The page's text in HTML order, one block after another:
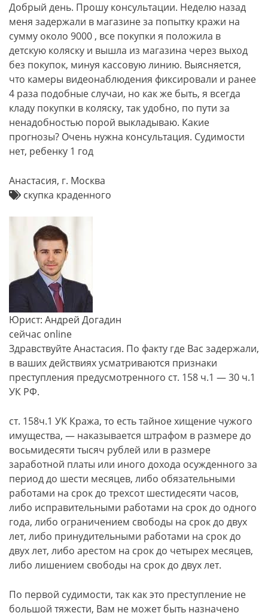
Добрый день. Прошу консультации. Неделю назад
меня задержали в магазине за попытку кражи на
сумму около 9000 , все покупки я положила в
детскую коляску и вышла из магазина через выход
без покупок, минуя кассовую линию. Выясняется,
что камеры видеонаблюдения фиксировали и ранее
4 раза подобные случаи, но как же быть, я всегда
кладу покупки в коляску, так удобно, по пути за
ненадобностью порой выкладываю. Какие
прогнозы? Очень нужна консультация. Судимости
нет, ребенку 1 год
Анастасия, г. Москва
скупка краденного
Юрист: Андрей Догадин
сейчас online
Здравствуйте Анастасия. По факту где Вас задержали,
в ваших действиях усматриваются признаки
преступления предусмотренного ст. 158 ч.1 — 30 ч.1
УК РФ.
ст. 158ч.1 УК Кража, то есть тайное хищение чужого
имущества, — наказывается штрафом в размере до
восьмидесяти тысяч рублей или в размере
заработной платы или иного дохода осужденного за
период до шести месяцев, либо обязательными
работами на срок до трехсот шестидесяти часов,
либо исправительными работами на срок до одного
года, либо ограничением свободы на срок до двух
лет, либо принудительными работами на срок до
двух лет, либо арестом на срок до четырех месяцев,
либо лишением свободы на срок до двух лет.
По первой судимости, так как это преступление не
большой тяжести, Вам не может быть назначено